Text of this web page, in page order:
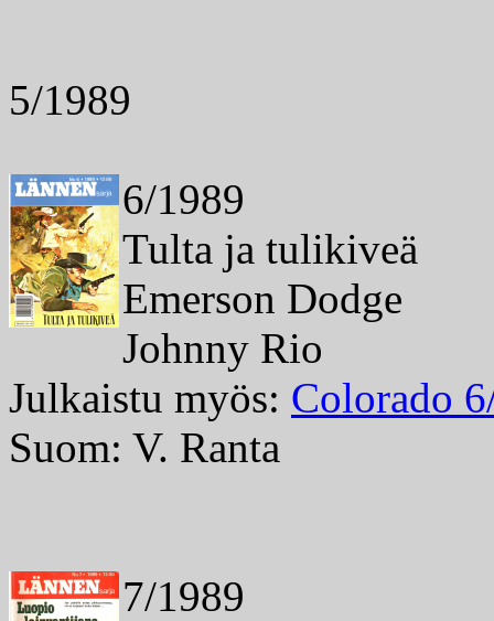
5/1989
6/1989
Tulta ja tulikiveä
Emerson Dodge
Johnny Rio
Julkaistu myös: Colorado
Suom: V. Ranta
7/1989